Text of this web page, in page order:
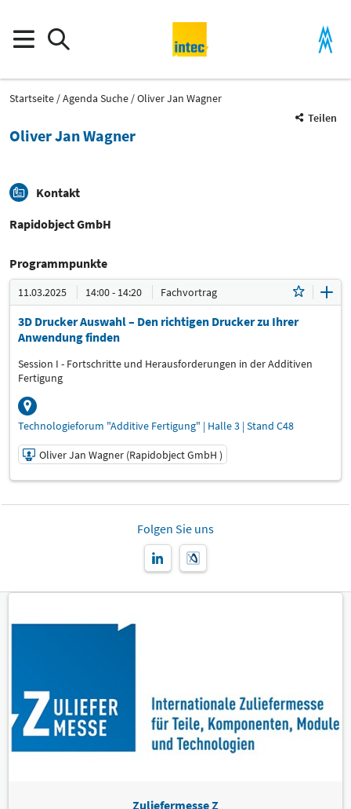
Startseite Agenda Suche
Oliver Jan Wagner
Teilen
Oliver Jan Wagner
Kontakt
Rapidobject GmbH
Programmpunkte
11.03.2025 14:00 - 14:20 Fachvortrag
3D Drucker Auswahl – Den richtigen Drucker zu Ihrer
Anwendung finden
Session I - Fortschritte und Herausforderungen in der Additiven
Fertigung
Technologieforum "Additive Fertigung" | Halle 3 | Stand C48
Oliver Jan Wagner (Rapidobject GmbH )
Themen
Folgen Sie uns
Zuliefermesse Z